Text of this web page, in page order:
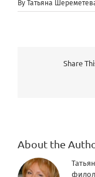
By Татьяна
Share
About the